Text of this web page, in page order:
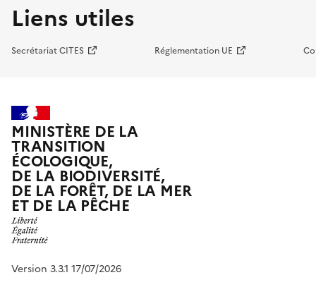
Liens utiles
Secrétariat CITES Réglementation UE
MINISTÈRE DE LA
TRANSITION
ÉCOLOGIQUE,
DE LA BIODIVERSITÉ,
DE LA FORÊT, DE LA MER
ET DE LA PÊCHE
Version 3.3.1 17/07/2026